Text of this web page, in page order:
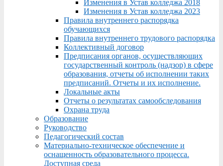
Изменения в Устав колледжа 2018
Изменения в Устав колледжа 2023
Правила внутреннего распорядка
обучающихся
Правила внутреннего трудового распорядка
Коллективный договор
Предписания органов, осуществляющих
государственный контроль (надзор) в сфере
образования, отчеты об исполнении таких
предписаний. Отчеты и их исполнение.
Локальные акты
Отчеты о результатах самообследования
Охрана труда
Образование
Руководство
Педагогический состав
Материально-техническое обеспечение и
оснащенность образовательного процесса.
Доступная среда